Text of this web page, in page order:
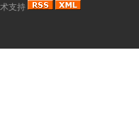
支持